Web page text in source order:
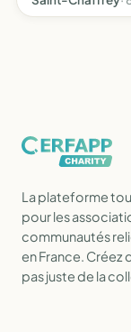
La plateforme
pour les
communautés
en France. Créez
pas juste de la